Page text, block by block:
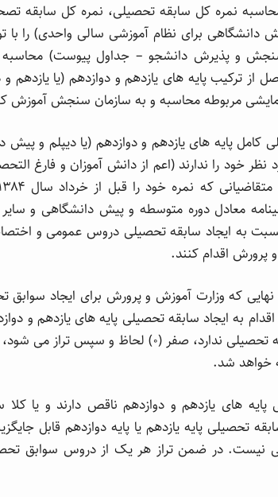
نمره کل سابقه تحصیلی، نمره کل سابقه
دانشگاهی برای نظام آموزشی سالی واحدی) را
جلسه ۴۰ شورای سنجش و پذیرش دانشجو – جداول پیوست)
۳)، نمره کل حاصل از ترکیب پایه های یازدهم و دوازدهم (یا
مربوطه محاسبه و به سازمان سنجش آموزش
کامل پایه های یازدهم و دوازدهم (یا دیپلم و
نظر خود را ندارند (اعم از دانش آموزان و فارغ
معادل دوره متوسطه و پیش دانشگاهی و
به ایجاد سابقه تحصیلی دروس عمومی و
پرورش اقدام کنند.
که وزارت آموزش و پرورش برای ایجاد سوابق
به ایجاد سابقه تحصیلی پایه های یازدهم و
ننماید، نمره خام آن درس که سابقه تحصیلی ندارد،
خواهد شد.
های یازدهم و دوازدهم ناقص دارند و یا کلا
تحصیلی پایه یازدهم یا پایه دوازدهم قابل
نیست. در ضمن تراز هر یک از دروس سوابق